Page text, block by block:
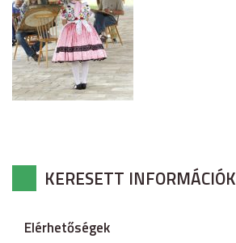
KERESETT INFORMÁCIÓK
Elérhetőségek